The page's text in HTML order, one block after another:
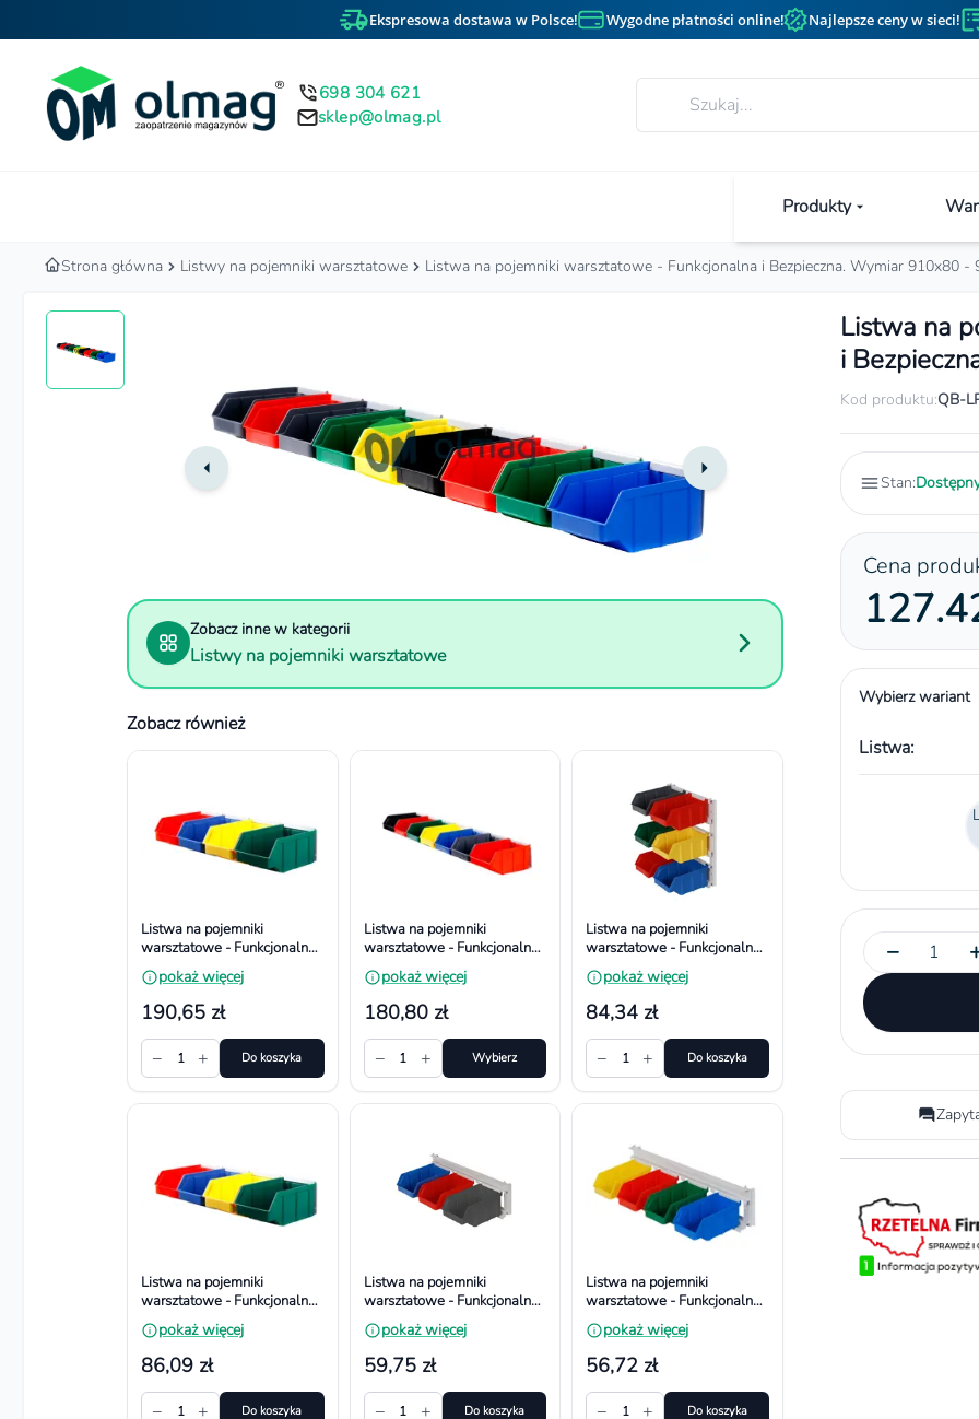
Ekspresowa dostawa w Polsce! Wygodne płatności online! Najlepsze ceny w sieci!
698 304 621
sklep@olmag.pl
Produkty
Home
Strona główna Listwy na pojemniki warsztatowe Listwa na pojemniki warsztatowe - Funkcjonalna i Bezpieczna. Wymiar 910x80 -
Zobacz inne w kategorii
Listwy na pojemniki warsztatowe
Zobacz również
Listwa na pojemniki
warsztatowe - Funkcjonalna i
Bezpieczna. Wymiar
1000x170 - 5 pojemnikow
pokaż więcej
190,65 zł
− 1 + Do koszyka
Listwa na pojemniki
warsztatowe - Funkcjonalna i
Bezpieczna. Wymiar
1050x130 - 7 pojemników
pokaż więcej
180,80 zł
− 1 + Wybierz
Listwa na pojemniki
warsztatowe - Funkcjonalna i
Bezpieczna. Wymiar
259x311- 6 pojemników
pokaż więcej
84,34 zł
− 1 + Do koszyka
Listwa na pojemniki
warsztatowe - Funkcjonalna i
Bezpieczna. Wymiar
326x263 - 9 pojemników
pokaż więcej
86,09 zł
− 1 + Do koszyka
Listwa na pojemniki
warsztatowe - Funkcjonalna i
Bezpieczna. Wymiar
389x110 - 3 pojemniki
pokaż więcej
59,75 zł
− 1 + Do koszyka
Listwa na pojemniki
warsztatowe - Funkcjonalna i
Bezpieczna. Wymiar
434x92- 4 pojemniki
pokaż więcej
56,72 zł
− 1 + Do koszyka
Listwa na
i
Kod produktu:QB-
Stan:
Cena
Wybierz wariant
Listwa:
−